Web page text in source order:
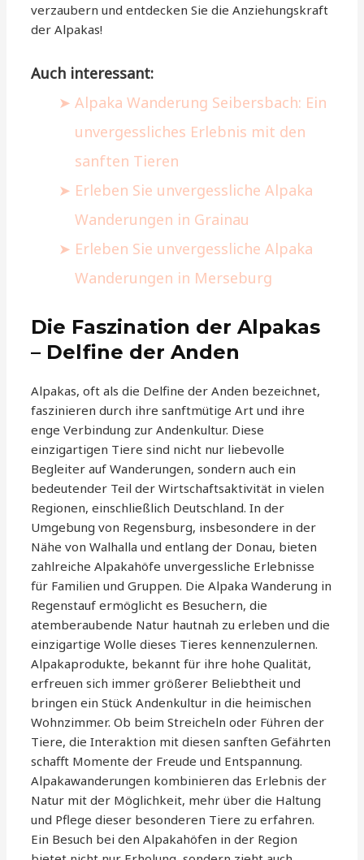
verzaubern und entdecken Sie die Anziehungskraft
der Alpakas!
Auch interessant:
Alpaka Wanderung Seibersbach: Ein
unvergessliches Erlebnis mit den
sanften Tieren
Erleben Sie unvergessliche Alpaka
Wanderungen in Grainau
Erleben Sie unvergessliche Alpaka
Wanderungen in Merseburg
Die Faszination der Alpakas
– Delfine der Anden
Alpakas, oft als die Delfine der Anden bezeichnet,
faszinieren durch ihre sanftmütige Art und ihre
enge Verbindung zur Andenkultur. Diese
einzigartigen Tiere sind nicht nur liebevolle
Begleiter auf Wanderungen, sondern auch ein
bedeutender Teil der Wirtschaftsaktivität in vielen
Regionen, einschließlich Deutschland. In der
Umgebung von Regensburg, insbesondere in der
Nähe von Walhalla und entlang der Donau, bieten
zahlreiche Alpakahöfe unvergessliche Erlebnisse
für Familien und Gruppen. Die Alpaka Wanderung in
Regenstauf ermöglicht es Besuchern, die
atemberaubende Natur hautnah zu erleben und die
einzigartige Wolle dieses Tieres kennenzulernen.
Alpakaprodukte, bekannt für ihre hohe Qualität,
erfreuen sich immer größerer Beliebtheit und
bringen ein Stück Andenkultur in die heimischen
Wohnzimmer. Ob beim Streicheln oder Führen der
Tiere, die Interaktion mit diesen sanften Gefährten
schafft Momente der Freude und Entspannung.
Alpakawanderungen kombinieren das Erlebnis der
Natur mit der Möglichkeit, mehr über die Haltung
und Pflege dieser besonderen Tiere zu erfahren.
Ein Besuch bei den Alpakahöfen in der Region